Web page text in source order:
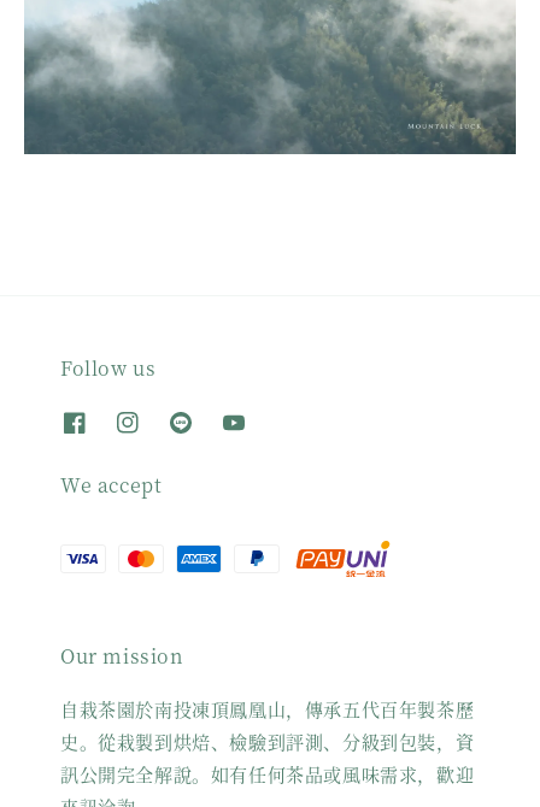
Follow us
We accept
Our mission
自栽茶園於南投凍頂鳳凰山，傳承五代百年製茶歷
史。從栽製到烘焙、檢驗到評測、分級到包裝，資
訊公開完全解說。如有任何茶品或風味需求，歡迎